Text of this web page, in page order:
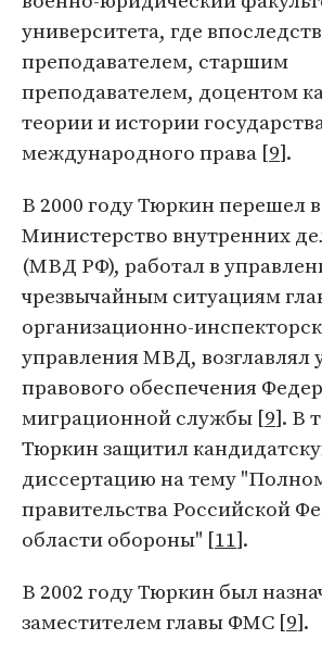
университета, где
преподавателем, старшим
преподавателем, доцентом
теории и истории
международного права [9].
В 2000 году Тюркин перешел в
Министерство внутренних
(МВД РФ), работал в
чрезвычайным ситуациям
организационно-
управления МВД, возглавлял
правового обеспечения
миграционной службы [9]. В
Тюркин защитил
диссертацию на тему
правительства Российской
области обороны" [11].
В 2002 году Тюркин был
заместителем главы ФМС [9].